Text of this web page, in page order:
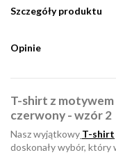
Szczegóły produktu
Opinie
T-shirt z motywem
czerwony - wzór 2
Nasz wyjątkowy T-shirt
doskonały wybór, który